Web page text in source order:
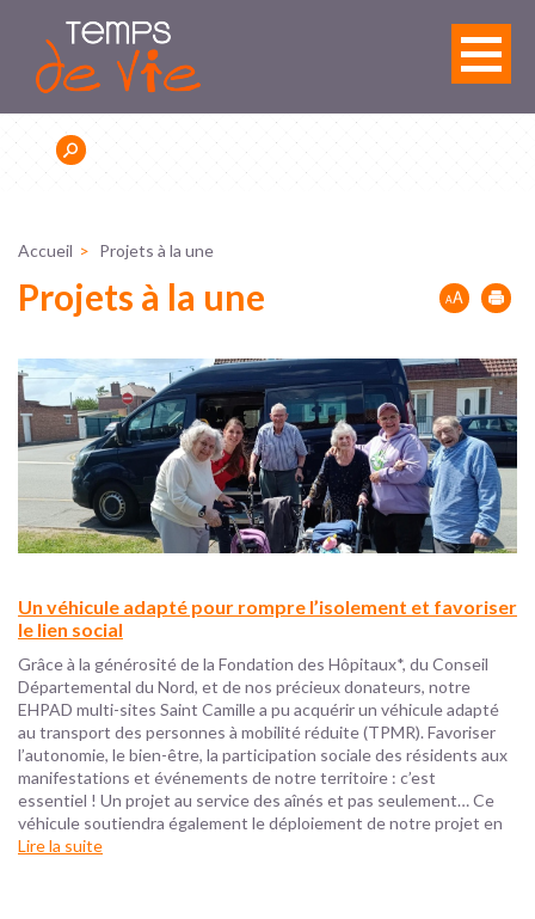
Accueil Projets à la une
Projets à la une
Un véhicule adapté pour rompre l’isolement et favoriser
le lien social
Grâce à la générosité de la Fondation des Hôpitaux*, du Conseil
Départemental du Nord, et de nos précieux donateurs, notre
EHPAD multi-sites Saint Camille a pu acquérir un véhicule adapté
au transport des personnes à mobilité réduite (TPMR). Favoriser
l’autonomie, le bien-être, la participation sociale des résidents aux
manifestations et événements de notre territoire : c’est
essentiel ! Un projet au service des aînés et pas seulement… Ce
véhicule soutiendra également le déploiement de notre projet en
Lire la suite